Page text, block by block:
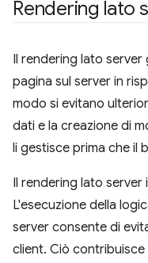
Rendering lato
Il rendering lato server
pagina sul server in
modo si evitano
dati e la creazione di
li gestisce prima che il
Il rendering lato server
L'esecuzione della
server consente di
client. Ciò contribuisce